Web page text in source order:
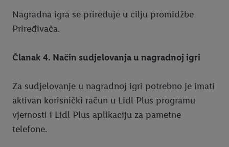
Nagradna igra se priređuje u cilju promidžbe
Priređivača.
Članak 4. Način sudjelovanja u nagradnoj igri
Za sudjelovanje u nagradnoj igri potrebno je imati
aktivan korisnički račun u Lidl Plus programu
vjernosti i Lidl Plus aplikaciju za pametne
telefone.